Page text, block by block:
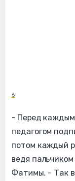
6
- Перед
педагогом
потом каждый
ведя
Фатимы. – Так